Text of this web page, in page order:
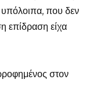
υπόλοιπα, που δεν
επίδραση είχα
στον